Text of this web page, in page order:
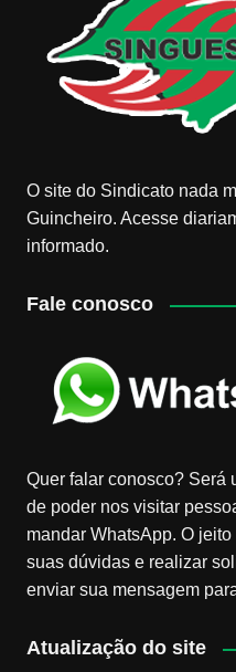
O site do Sindicato nada
Guincheiro. Acesse
informado.
Fale conosco
Quer falar conosco? Será
de poder nos visitar
mandar WhatsApp. O
suas dúvidas e realizar
enviar sua mensagem
Atualização do site